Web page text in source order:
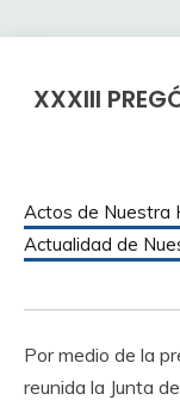
XXXIII
Actos de Nuestra
Actualidad de
Por medio de la
reunida la Junta